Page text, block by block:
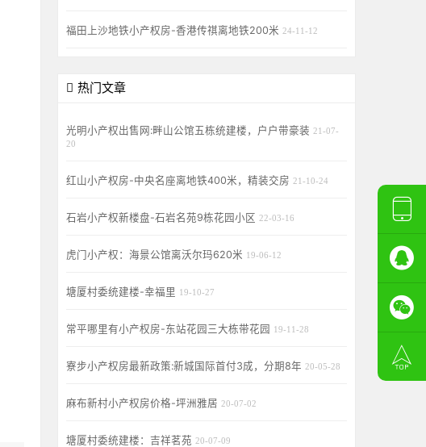
福田上沙地铁小产权房-香港传祺离地铁200米 24-11-12
热门文章
光明小产权出售网:畔山公馆五栋统建楼，户户带豪装 21-07-
20
红山小产权房-中央名座离地铁400米，精装交房 21-10-24
石岩小产权新楼盘-石岩名苑9栋花园小区 22-03-16
虎门小产权：海景公馆离沃尔玛620米 19-06-12
塘厦村委统建楼-幸福里 19-10-27
常平哪里有小产权房-东站花园三大栋带花园 19-11-28
寮步小产权房最新政策:新城国际首付3成，分期8年 20-05-28
麻布新村小产权房价格-坪洲雅居 20-07-02
塘厦村委统建楼：吉祥茗苑 20-07-09